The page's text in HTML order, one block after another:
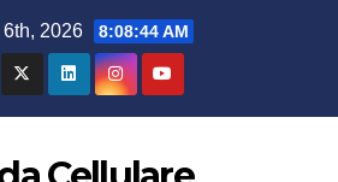
2026 8:08:45 AM